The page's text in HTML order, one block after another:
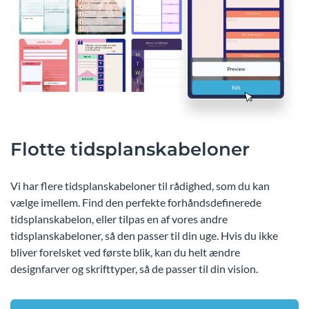
Flotte tidsplanskabeloner
Vi har flere tidsplanskabeloner til rådighed, som du kan
vælge imellem. Find den perfekte forhåndsdefinerede
tidsplanskabelon, eller tilpas en af vores andre
tidsplanskabeloner, så den passer til din uge. Hvis du ikke
bliver forelsket ved første blik, kan du helt ændre
designfarver og skrifttyper, så de passer til din vision.